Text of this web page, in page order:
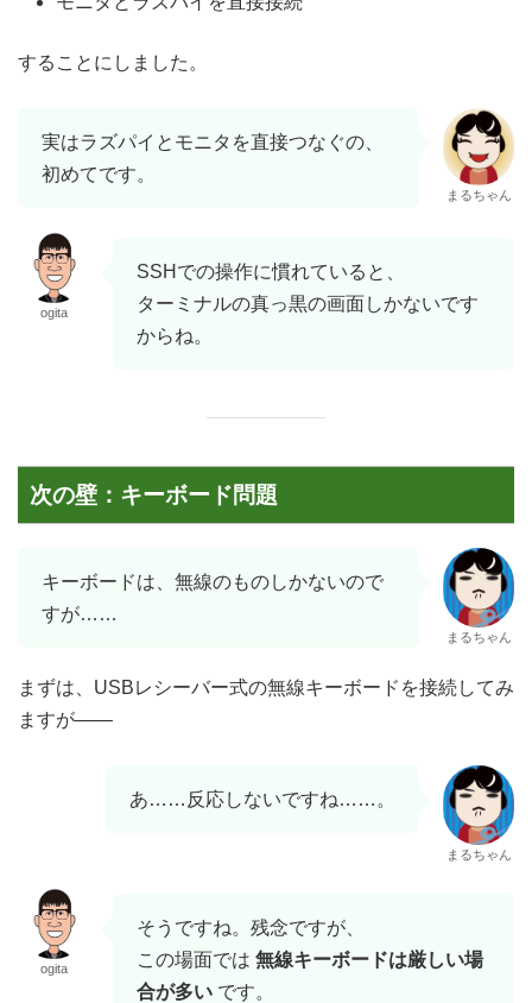
することにしました。
実はラズパイとモニタを直接つなぐの、
初めてです。
まるちゃん
ogita
SSHでの操作に慣れていると、
ターミナルの真っ黒の画面しかないです
からね。
次の壁：キーボード問題
キーボードは、無線のものしかないので
すが……
まるちゃん
まずは、USBレシーバー式の無線キーボードを接続してみ
ますが――
あ……反応しないですね……。
まるちゃん
ogita
そうですね。残念ですが、
この場面では 無線キーボードは厳しい場
合が多い です。